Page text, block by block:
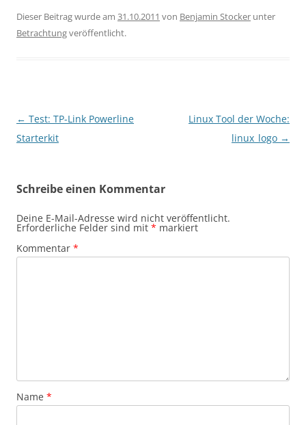
Dieser Beitrag wurde am 31.10.2011 von Benjamin Stocker unter
Betrachtungveröffentlicht.
Beitragsnavigation
← Test: TP-Link Powerline
Starterkit
Linux Tool der Woche:
linux_logo →
Schreibe einen Kommentar
Deine E-Mail-Adresse wird nicht veröffentlicht.
Erforderliche Felder sind mit * markiert
Kommentar *
Name *